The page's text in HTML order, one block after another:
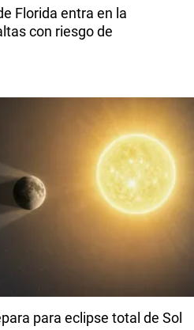
Florida entra en la
con riesgo de
para eclipse total de Sol